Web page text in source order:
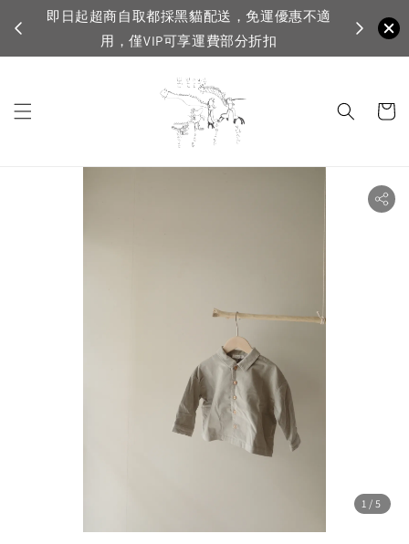
商自取都採黑貓配送，免運優惠不適
用，僅VIP可享運費部分折扣
VIP滿1500免運，
1 /5